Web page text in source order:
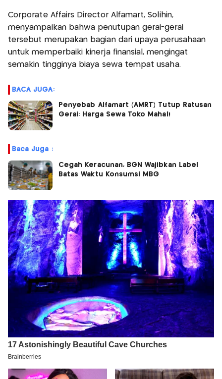
Corporate Affairs Director Alfamart, Solihin,
menyampaikan bahwa penutupan gerai-gerai
tersebut merupakan bagian dari upaya perusahaan
untuk memperbaiki kinerja finansial, mengingat
semakin tingginya biaya sewa tempat usaha.
BACA JUGA:
Penyebab Alfamart (AMRT) Tutup Ratusan
Gerai: Harga Sewa Toko Mahal!
Baca Juga :
Cegah Keracunan, BGN Wajibkan Label
Batas Waktu Konsumsi MBG